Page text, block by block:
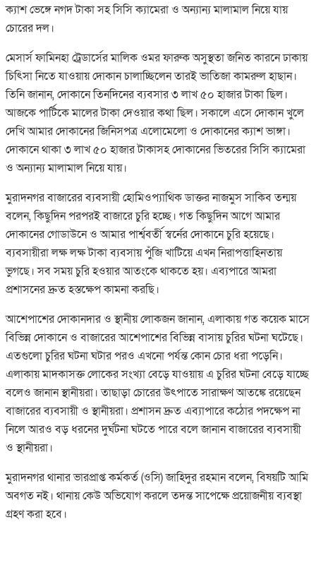
ক্যাশ ভেঙ্গে নগদ টাকা সহ সিসি ক্যামেরা ও অন্যান্য মালামাল নিয়ে যায়
চোরের দল।
মেসার্স ফামিনহা ট্রেডার্সের মালিক ওমর ফারুক অসুস্থতা জনিত কারনে ঢাকায়
চিৎিসা নিতে যাওয়ায় দোকান চালাচ্ছিলেন তারই ভাতিজা কামরুল হাছান।
তিনি জানান, দোকানে তিনদিনের ব্যবসার ৩ লাখ ৫০ হাজার টাকা ছিল।
আজকে পার্টিকে মালের টাকা দেওয়ার কথা ছিল। সকালে এসে দোকান খুলে
দেখি আমার দোকানের জিনিসপত্র এলোমেলো ও দোকানের ক্যাশ ভাঙ্গা।
দোকানে থাকা ৩ লাখ ৫০ হাজার টাকাসহ দোকানের ভিতরের সিসি ক্যামেরা
ও অন্যান্য মালামাল নিয়ে যায়।
মুরাদনগর বাজারের ব্যবসায়ী হোমিওপ্যাথিক ডাক্তর নাজমুস সাকিব তন্ময়
বলেন, কিছুদিন পরপরই বাজারে চুরি হচ্ছে। গত কিছুদিন আগে আমার
দোকানের গোডাউনে ও আমার পার্শ্ববর্তী স্বর্নের দোকানে চুরি হয়েছে।
ব্যবসায়ীরা লক্ষ লক্ষ টাকা ব্যবসায় পুঁজি খাটিয়ে এখন নিরাপত্তাহিনতায়
ভুগছে। সব সময় চুরি হওয়ার আতংকে থাকতে হয়। এব্যপারে আমরা
প্রশাসনের দ্রুত হস্তক্ষেপ কামনা করছি।
আশেপাশের দোকানদার ও স্থানীয় লোকজন জানান, এলাকায় গত কয়েক মাসে
বিভিন্ন দোকানে ও বাজারের আশেপাশের বিভিন্ন বাসায় চুরির ঘটনা ঘটেছে।
এতগুলো চুরির ঘটনা ঘটার পরও এখনো পর্যন্ত কোন চোর ধরা পড়েনি।
এলাকায় মাদকাসক্ত লোকের সংখ্যা বেড়ে যাওয়ায় এ চুরির ঘটনা বেড়ে যাচ্ছে
বলেও জানান স্থানীয়রা। তাছাড়া চোরের উৎপাতে সারাক্ষণ আতঙ্কে রয়েছেন
বাজারের ব্যবসায়ী ও স্থানীয়রা। প্রশাসন দ্রুত এব্যাপারে কঠোর পদক্ষেপ না
নিলে আরও বড় ধরনের দুর্ঘটনা ঘটতে পারে বলে জানান বাজারের ব্যবসায়ী
ও স্থানীয়রা।
মুরাদনগর থানার ভারপ্রাপ্ত কর্মকর্ত (ওসি) জাহিদুর রহমান বলেন, বিষয়টি আমি
অবগত নই। থানায় কেউ অভিযোগ করলে তদন্ত সাপেক্ষে প্রয়োজনীয় ব্যবস্থা
গ্রহণ করা হবে।